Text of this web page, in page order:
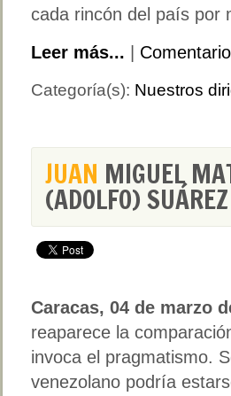
cada rincón del país por
Leer más...
Categoría(s): Nuestros
JUAN MIGUEL
(ADOLFO) SUÁREZ
Caracas, 04 de marzo
reaparece la
invoca el pragmatismo.
venezolano podría